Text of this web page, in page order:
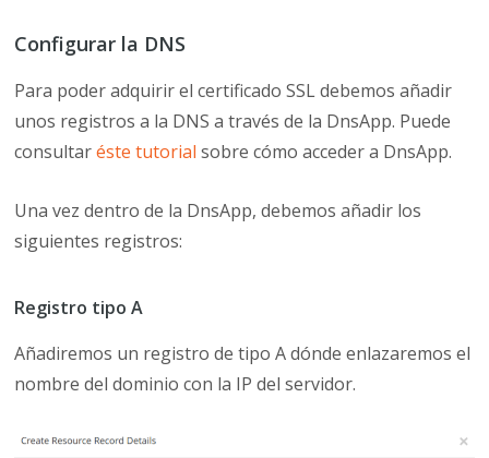
Configurar la DNS
Para poder adquirir el certificado SSL debemos añadir
unos registros a la DNS a través de la DnsApp. Puede
consultaréste tutorial sobre cómo acceder a DnsApp.
Una vez dentro de la DnsApp, debemos añadir los
siguientes registros:
Registro tipo A
Añadiremos un registro de tipo A dónde enlazaremos el
nombre del dominio con la IP del servidor.